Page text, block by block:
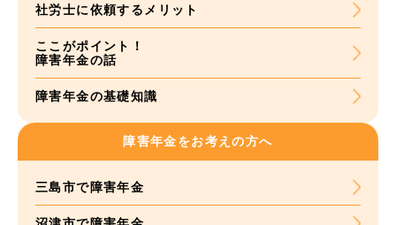
社労士に依頼するメリット
ここがポイント！
障害年金の話
障害年金の基礎知識
障害年金をお考えの方へ
三島市で障害年金